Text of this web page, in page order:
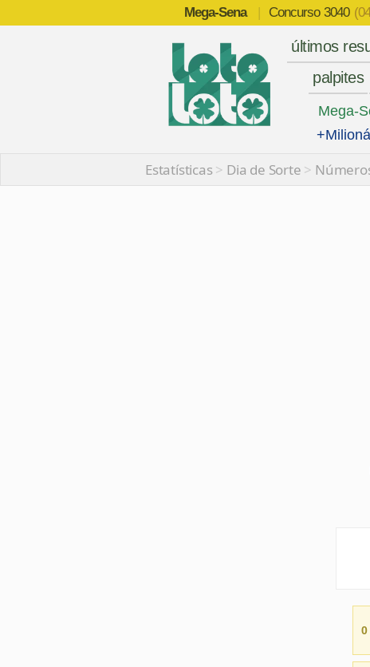
Mega-Sena | Concurso 3040
últimos
palpites
Mega-
Estatísticas> Dia de Sorte >
0